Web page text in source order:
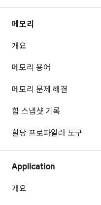
메모리
개요
메모리 용어
메모리 문제 해결
힙 스냅샷 기록
할당 프로파일러 도구
Application
개요